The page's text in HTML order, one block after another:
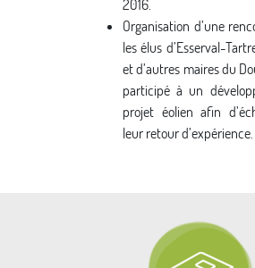
2016.
Organisation d’une
les élus d’Esserval-
et d’autres maires du
participé à un
projet éolien afin
leur retour d’expérience.